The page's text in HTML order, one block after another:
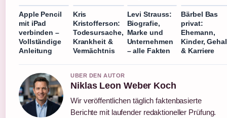
Apple Pencil
mit iPad
verbinden –
Vollständige
Anleitung
Kris
Kristofferson:
Todesursache,
Krankheit &
Vermächtnis
Levi Strauss:
Biografie,
Marke und
Unternehmen
– alle Fakten
Bärbel Bas
privat:
Ehemann,
Kinder,
& Karriere
UBER DEN AUTOR
Niklas Leon Weber Koch
Wir veröffentlichen täglich faktenbasierte
Berichte mit laufender redaktioneller Prüfung.